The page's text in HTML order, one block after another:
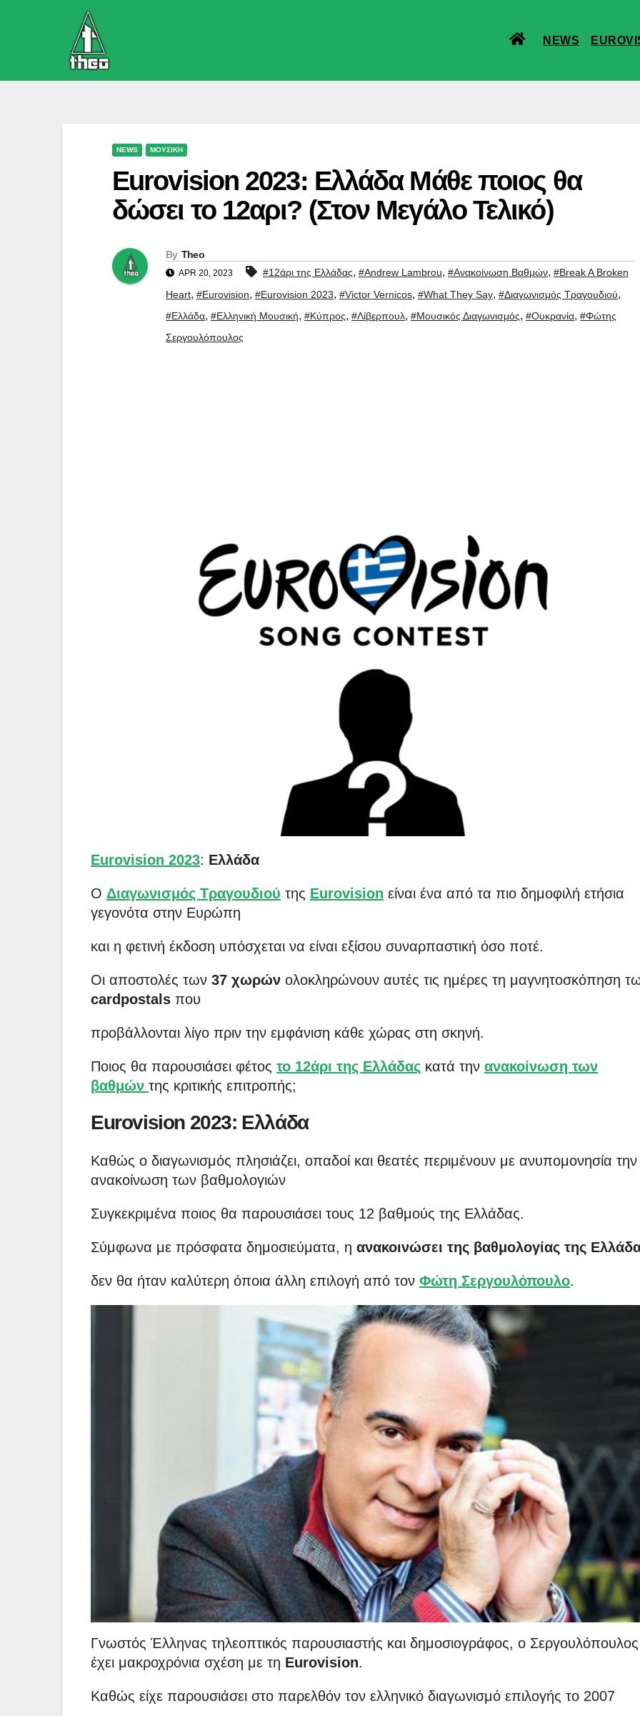
NEWS
NEWS ΜΟΥΣΙΚΗ
Eurovision 2023: Ελλάδα Μάθε ποιος θα
δώσει το 12αρι? (Στον Μεγάλο Τελικό)
By Theo
APR 20, 2023 #12άρι της Ελλάδας, #Andrew Lambrou, #Aνακοίνωση Bαθμών, #Break A Broken
Heart, #Eurovision, #Eurovision 2023, #Victor Vernicos, #What They Say, #Διαγωνισμός Τραγουδιού,
#Ελλάδα, #Ελληνική Μουσική, #Κύπρος, #Λίβερπουλ, #Μουσικός Διαγωνισμός, #Ουκρανία, #Φώτης
Σεργουλόπουλος
Eurovision 2023: Ελλάδα
Ο Διαγωνισμός Τραγουδιού της Eurovision είναι ένα από τα πιο δημοφιλή ετήσια
γεγονότα στην Ευρώπη
και η φετινή έκδοση υπόσχεται να είναι εξίσου συναρπαστική όσο ποτέ.
Οι αποστολές των 37 χωρών ολοκληρώνουν αυτές τις ημέρες τη μαγνητοσκόπηση
cardpostals που
προβάλλονται λίγο πριν την εμφάνιση κάθε χώρας στη σκηνή.
Ποιος θα παρουσιάσει φέτος το 12άρι της Ελλάδας κατά την ανακοίνωση των
βαθμών της κριτικής επιτροπής;
Eurovision 2023: Ελλάδα
Καθώς ο διαγωνισμός πλησιάζει, οπαδοί και θεατές περιμένουν με ανυπομονησία την
ανακοίνωση των βαθμολογιών
Συγκεκριμένα ποιος θα παρουσιάσει τους 12 βαθμούς της Ελλάδας.
Σύμφωνα με πρόσφατα δημοσιεύματα, η ανακοινώσει της βαθμολογίας της
δεν θα ήταν καλύτερη όποια άλλη επιλογή από τον Φώτη Σεργουλόπουλο.
Γνωστός Έλληνας τηλεοπτικός παρουσιαστής και δημοσιογράφος, ο Σεργουλόπουλος
έχει μακροχρόνια σχέση με τη Eurovision.
Kαθώς είχε παρουσιάσει στο παρελθόν τον ελληνικό διαγωνισμό επιλογής το 2007